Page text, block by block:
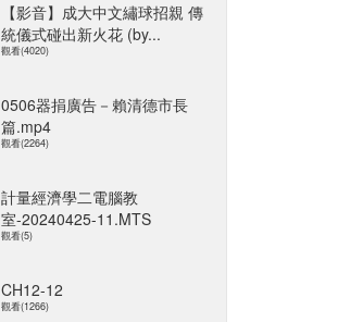
【影音】成大中文繡球招親 傳
統儀式碰出新火花 (by...
觀看(4020)
0506器捐廣告－賴清德市長
篇.mp4
觀看(2264)
計量經濟學二電腦教
室-20240425-11.MTS
觀看(5)
CH12-12
觀看(1266)